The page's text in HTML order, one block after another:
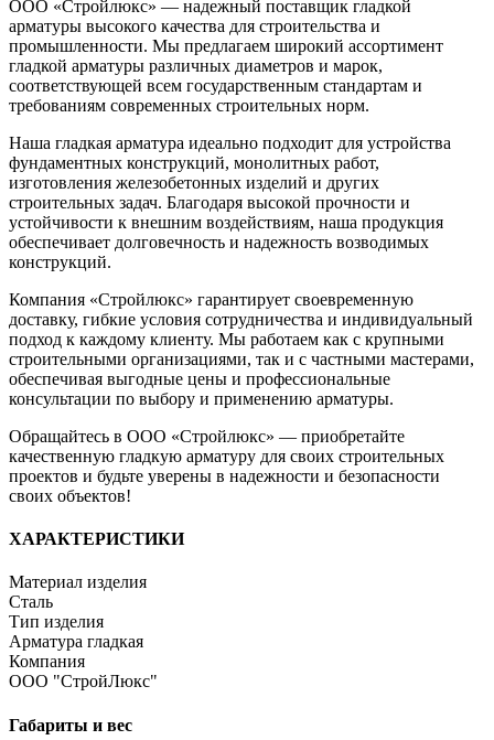
ООО «Стройлюкс» — надежный поставщик гладкой
арматуры высокого качества для строительства и
промышленности. Мы предлагаем широкий ассортимент
гладкой арматуры различных диаметров и марок,
соответствующей всем государственным стандартам и
требованиям современных строительных норм.
Наша гладкая арматура идеально подходит для устройства
фундаментных конструкций, монолитных работ,
изготовления железобетонных изделий и других
строительных задач. Благодаря высокой прочности и
устойчивости к внешним воздействиям, наша продукция
обеспечивает долговечность и надежность возводимых
конструкций.
Компания «Стройлюкс» гарантирует своевременную
доставку, гибкие условия сотрудничества и индивидуальный
подход к каждому клиенту. Мы работаем как с крупными
строительными организациями, так и с частными мастерами,
обеспечивая выгодные цены и профессиональные
консультации по выбору и применению арматуры.
Обращайтесь в ООО «Стройлюкс» — приобретайте
качественную гладкую арматуру для своих строительных
проектов и будьте уверены в надежности и безопасности
своих объектов!
ХАРАКТЕРИСТИКИ
Материал изделия
Сталь
Тип изделия
Арматура гладкая
Компания
ООО "СтройЛюкс"
Габариты и вес